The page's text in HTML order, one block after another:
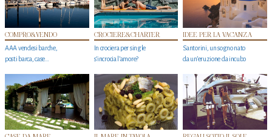
COMPRO&VENDO
AAA vendesi barche,
posti barca, case…
CROCIERE&CHARTER
In crociera per single
s'incrocia l’amore?
IDEE PER LA VACANZA
Santorini, un sogno nato
da un’eruzione da incubo